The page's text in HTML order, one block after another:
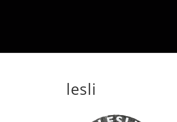
lesli